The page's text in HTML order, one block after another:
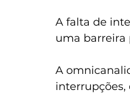
A falta de
uma barreira
A